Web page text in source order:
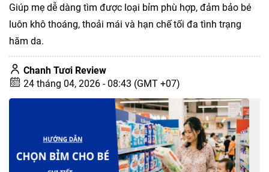
Giúp mẹ dễ dàng tìm được loại bỉm phù hợp, đảm bảo bé
luôn khô thoáng, thoải mái và hạn chế tối đa tình trạng
hăm da.
Chanh Tươi Review
24 tháng 04, 2026 - 08:43 (GMT +07)